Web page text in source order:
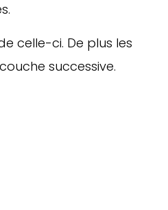
celle-ci. De plus les
successive.